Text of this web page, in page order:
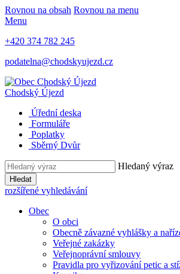
Rovnou na obsah Rovnou na menu
Menu
+420 374 782 245
podatelna@chodskyujezd.cz
Chodský Újezd
Úřední deska
Formuláře
Poplatky
Sběrný Dvůr
Hledaný výraz
Hledat
rozšířené vyhledávání
Obec
O obci
Obecně závazné vyhlášky a
Veřejné zakázky
Veřejnoprávní smlouvy
Pravidla pro vyřizování petic a